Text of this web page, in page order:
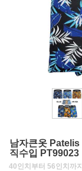
남자큰옷
직수입 PT99023
40인치부터 56인치까지